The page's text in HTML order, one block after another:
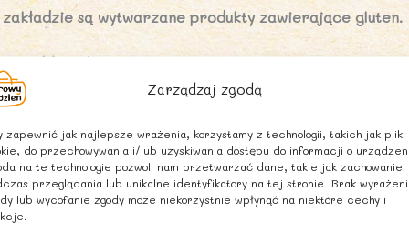
Zarządzaj zgodą
zapewnić jak najlepsze wrażenia, korzystamy z technologii, takich jak pliki
do przechowywania i/lub uzyskiwania dostępu do informacji o
na te technologie pozwoli nam przetwarzać dane, takie jak zachowanie
przeglądania lub unikalne identyfikatory na tej stronie. Brak
lub wycofanie zgody może niekorzystnie wpłynąć na niektóre cechy i
zakładzie są wytwarzane produkty zawierające gluten.
energetyczna 1487 kJ/351kcal
2,43g
kwasy tłuszczowe nasycone 0,54 g
62,89 g
cukry 2,5 g
11,42 g